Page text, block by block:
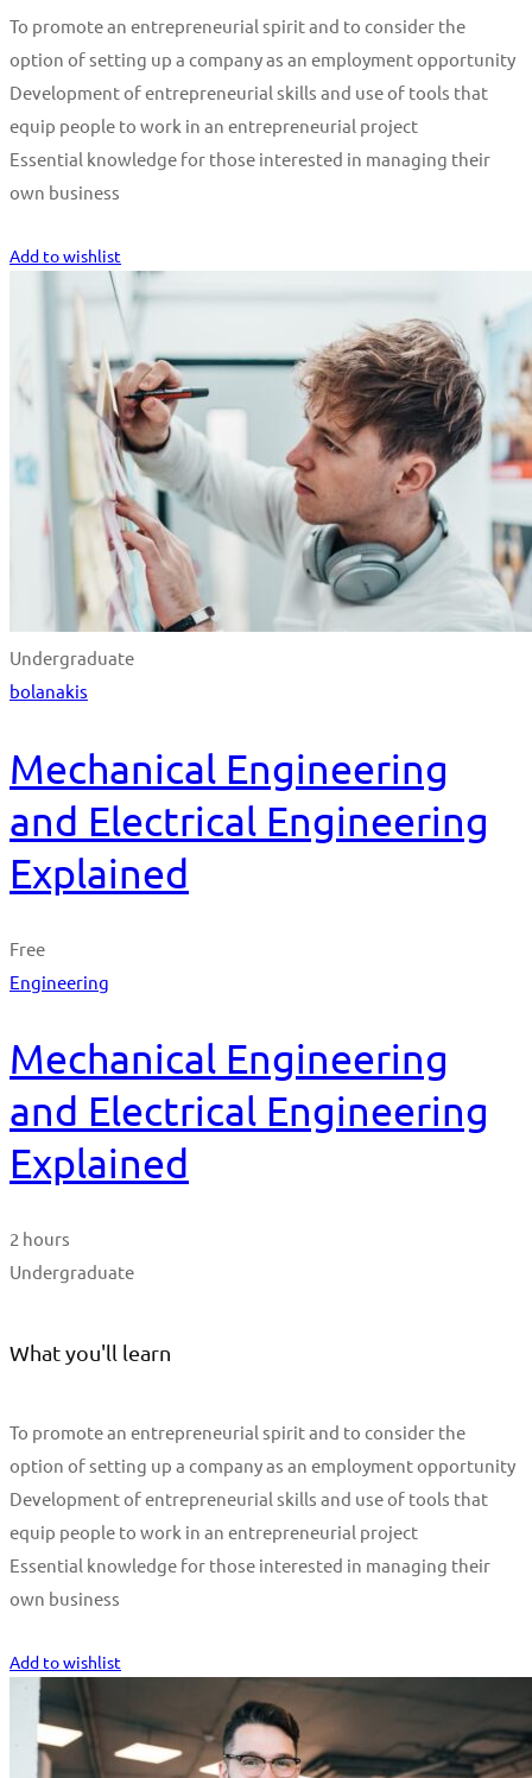
To promote an entrepreneurial spirit and to consider the
option of setting up a company as an employment opportunity
Development of entrepreneurial skills and use of tools that
equip people to work in an entrepreneurial project
Essential knowledge for those interested in managing their
own business
Add to wishlist
Undergraduate
bolanakis
Mechanical Engineering
and Electrical Engineering
Explained
Free
Engineering
Mechanical Engineering
and Electrical Engineering
Explained
2 hours
Undergraduate
What you'll learn
To promote an entrepreneurial spirit and to consider the
option of setting up a company as an employment opportunity
Development of entrepreneurial skills and use of tools that
equip people to work in an entrepreneurial project
Essential knowledge for those interested in managing their
own business
Add to wishlist